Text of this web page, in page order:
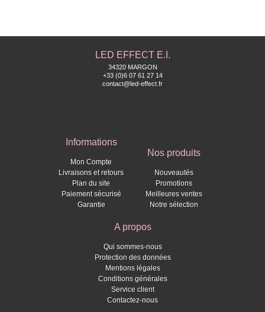
LED EFFECT E.I.
34320 MARGON
+33 (0)6 07 61 27 14
contact@led-effect.fr
Informations
Mon Compte
Livraisons et retours
Plan du site
Paiement sécurisé
Garantie
Nos produits
Nouveautés
Promotions
Meilleures ventes
Notre sélection
A propos
Qui sommes-nous
Protection des données
Mentions légales
Conditions générales
Service client
Contactez-nous